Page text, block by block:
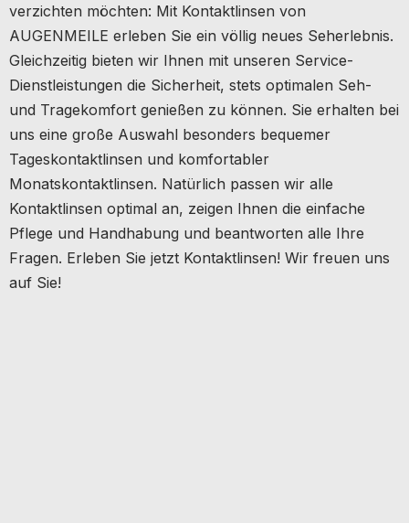
verzichten möchten: Mit Kontaktlinsen von
AUGENMEILE erleben Sie ein völlig neues Seherlebnis.
Gleichzeitig bieten wir Ihnen mit unseren Service-
Dienstleistungen die Sicherheit, stets optimalen Seh-
und Tragekomfort genießen zu können. Sie erhalten bei
uns eine große Auswahl besonders bequemer
Tageskontaktlinsen und komfortabler
Monatskontaktlinsen. Natürlich passen wir alle
Kontaktlinsen optimal an, zeigen Ihnen die einfache
Pflege und Handhabung und beantworten alle Ihre
Fragen. Erleben Sie jetzt Kontaktlinsen! Wir freuen uns
auf Sie!